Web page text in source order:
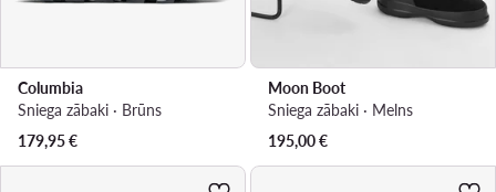
Columbia
Sniega zābaki · Brūns
179,95€
Moon Boot
Sniega zābaki · Melns
195,00€